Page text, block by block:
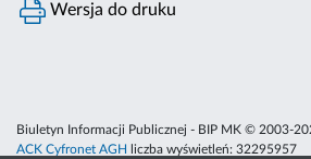
Wersja do druku
Biuletyn Informacji Publicznej - BIP MK © 2003-
ACK Cyfronet AGH
liczba wyświetleń: 32295957